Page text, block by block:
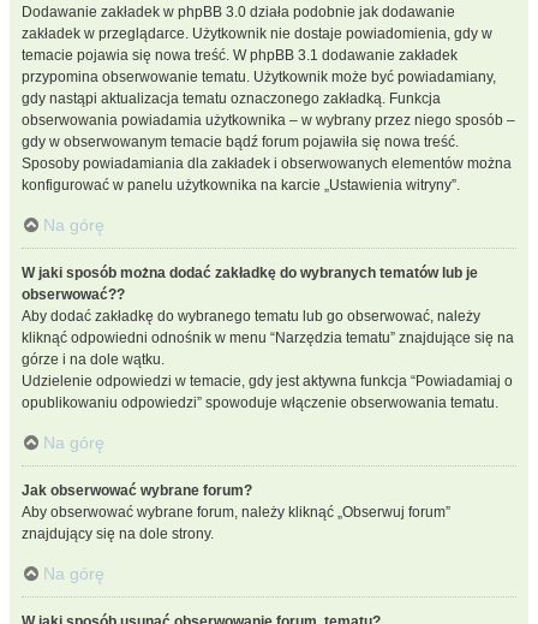
Dodawanie zakładek w phpBB 3.0 działa podobnie jak dodawanie
zakładek w przeglądarce. Użytkownik nie dostaje powiadomienia, gdy w
temacie pojawia się nowa treść. W phpBB 3.1 dodawanie zakładek
przypomina obserwowanie tematu. Użytkownik może być powiadamiany,
gdy nastąpi aktualizacja tematu oznaczonego zakładką. Funkcja
obserwowania powiadamia użytkownika – w wybrany przez niego sposób –
gdy w obserwowanym temacie bądź forum pojawiła się nowa treść.
Sposoby powiadamiania dla zakładek i obserwowanych elementów można
konfigurować w panelu użytkownika na karcie „Ustawienia witryny”.
Na górę
W jaki sposób można dodać zakładkę do wybranych tematów lub je
obserwować??
Aby dodać zakładkę do wybranego tematu lub go obserwować, należy
kliknąć odpowiedni odnośnik w menu “Narzędzia tematu” znajdujące się na
górze i na dole wątku.
Udzielenie odpowiedzi w temacie, gdy jest aktywna funkcja “Powiadamiaj o
opublikowaniu odpowiedzi” spowoduje włączenie obserwowania tematu.
Na górę
Jak obserwować wybrane forum?
Aby obserwować wybrane forum, należy kliknąć „Obserwuj forum”
znajdujący się na dole strony.
Na górę